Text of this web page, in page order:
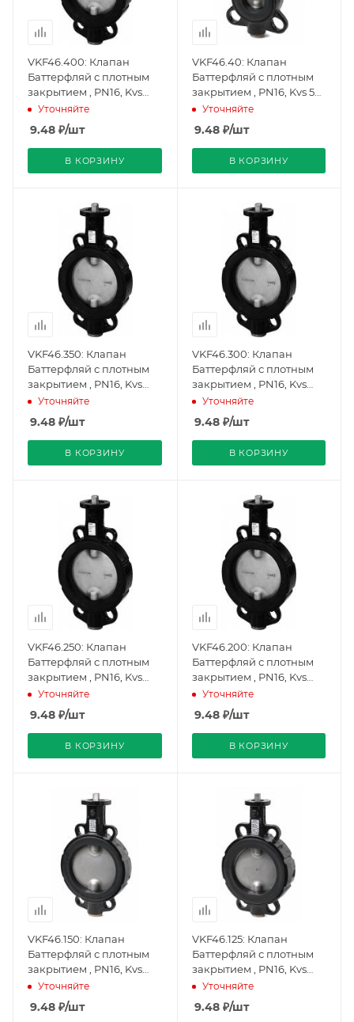
VKF46.400: Клапан
Баттерфляй с плотным
закрытием , PN16, Kvs
14500, DN400, -10…120 C,
фланцевый
(BPZ:VKF46.400),
Siemens
Уточняйте
9.48 ₽/шт
В КОРЗИНУ
VKF46.40: Клапан
Баттерфляй с плотным
закрытием , PN16, Kvs 50,
DN40, -10…120 C,
фланцевый
(BPZ:VKF46.40), Siemens
Уточняйте
9.48₽/шт
В КОРЗИНУ
VKF46.350: Клапан
Баттерфляй с плотным
закрытием , PN16, Kvs
11500, DN350, -10…120 C,
фланцевый
(BPZ:VKF46.350), Siemens
Уточняйте
9.48 ₽/шт
В КОРЗИНУ
VKF46.300: Клапан
Баттерфляй с плотным
закрытием , PN16, Kvs
8500, DN300, -10…120 C,
фланцевый
(BPZ:VKF46.300),
Siemens
Уточняйте
9.48₽/шт
В КОРЗИНУ
VKF46.250: Клапан
Баттерфляй с плотным
закрытием , PN16, Kvs
6400, DN250, -10…120 C,
фланцевый
(BPZ:VKF46.250), Siemens
Уточняйте
9.48 ₽/шт
В КОРЗИНУ
VKF46.200: Клапан
Баттерфляй с плотным
закрытием , PN16, Kvs
4000, DN200, -10…120 C,
фланцевый
(BPZ:VKF46.200),
Siemens
Уточняйте
9.48₽/шт
В КОРЗИНУ
VKF46.150: Клапан
Баттерфляй с плотным
закрытием , PN16, Kvs
2100, DN150, -10…120 C,
фланцевый
(BPZ:VKF46.150), Siemens
Уточняйте
9.48 ₽/шт
VKF46.125: Клапан
Баттерфляй с плотным
закрытием , PN16, Kvs
1010, DN125, -10…120 C,
фланцевый
(BPZ:VKF46.125), Siemens
Уточняйте
9.48₽/шт